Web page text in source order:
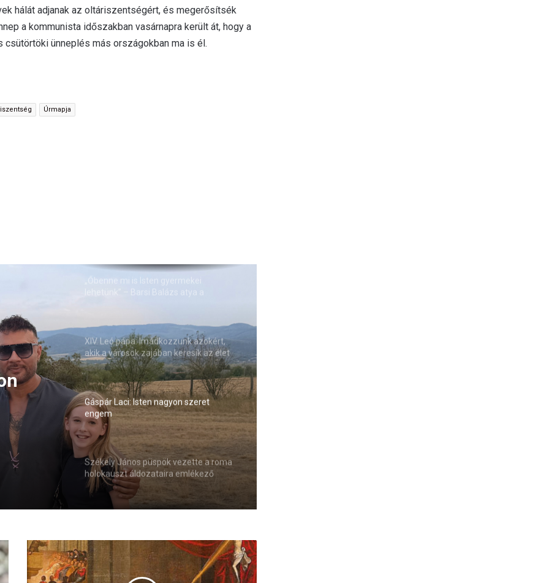
hálát adjanak az oltáriszentségért, és megerősítsék
a kommunista időszakban vasárnapra került át, hogy a
ünneplés más országokban ma is él.
Úrmapja
„Őbenne mi is Isten gyermekei
lehetünk” – Barsi Balázs atya a
XIV. Leó pápa: Imádkozzunk azokért,
akik a városok zajában keresik az élet
értelmét (VIDEÓ)
Gáspár Laci: Isten nagyon szeret
engem
Székely János püspök vezette a roma
holokauszt áldozataira emlékező
imaórát
C
a
s